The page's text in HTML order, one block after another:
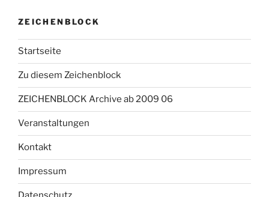
ZEICHENBLOCK
Startseite
Zu diesem Zeichenblock
ZEICHENBLOCK Archive ab 2009 06
Veranstaltungen
Kontakt
Impressum